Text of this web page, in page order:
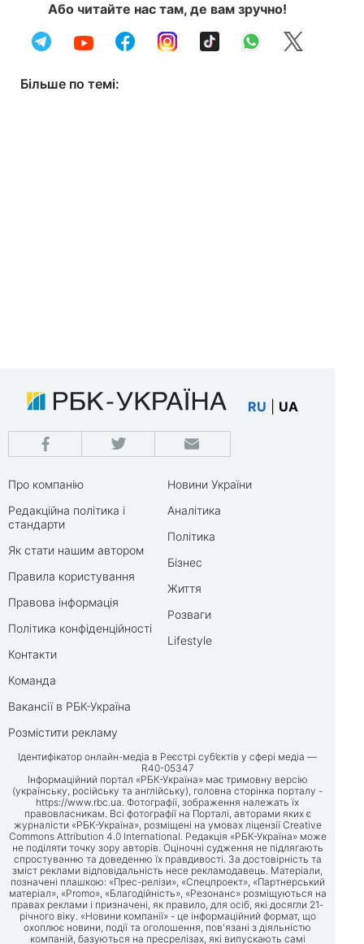
Або читайте нас там, де вам зручно!
Більше по темі:
RU UA
Про компанію
Редакційна політика і
стандарти
Як стати нашим автором
Правила користування
Правова інформація
Політика конфіденційності
Контакти
Команда
Вакансії в РБК-Україна
Розмістити рекламу
Новини України
Аналітика
Політика
Бізнес
Життя
Розваги
Lifestyle
Ідентифікатор онлайн-медіа в Реєстрі суб’єктів у сфері медіа —
R40-05347
Інформаційний портал «РБК-Україна» має тримовну версію
(українську, російську та англійську), головна сторінка порталу -
https://www.rbc.ua. Фотографії, зображення належать їх
правовласникам. Всі фотографії на Порталі, авторами яких є
журналісти «РБК-Україна», розміщені на умовах ліцензії Creative
Commons Attribution 4.0 International. Редакція «РБК-Україна» може
не поділяти точку зору авторів. Оціночні судження не підлягають
спростуванню та доведенню їх правдивості. За достовірність та
зміст реклами відповідальність несе рекламодавець. Матеріали,
позначені плашкою: «Прес-релізи», «Спецпроект», «Партнерський
матеріал», «Promo», «Благодійність», «Резонанс» розміщуються на
правах реклами і призначені, як правило, для осіб, які досягли 21-
річного віку. «Новини компанії» - це інформаційний формат, що
охоплює новини, події та оголошення, пов'язані з діяльністю
компаній, базуються на пресрелізах, які випускають самі